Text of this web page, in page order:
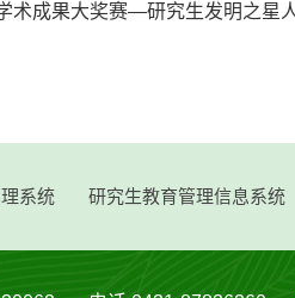
术成果大奖赛—研究生发明之星
系统 研究生教育管理信息系统